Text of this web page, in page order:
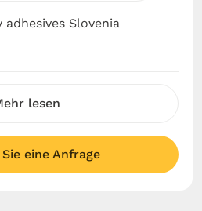
Slovenia
lesen
eine Anfrage